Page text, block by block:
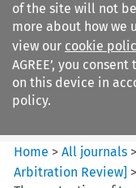
of the site will not
more about how we
view our cookie
AGREE’, you
on this device in
policy.
Iurgium
Arbitration ...
Home >All journals >
Arbitration Review]